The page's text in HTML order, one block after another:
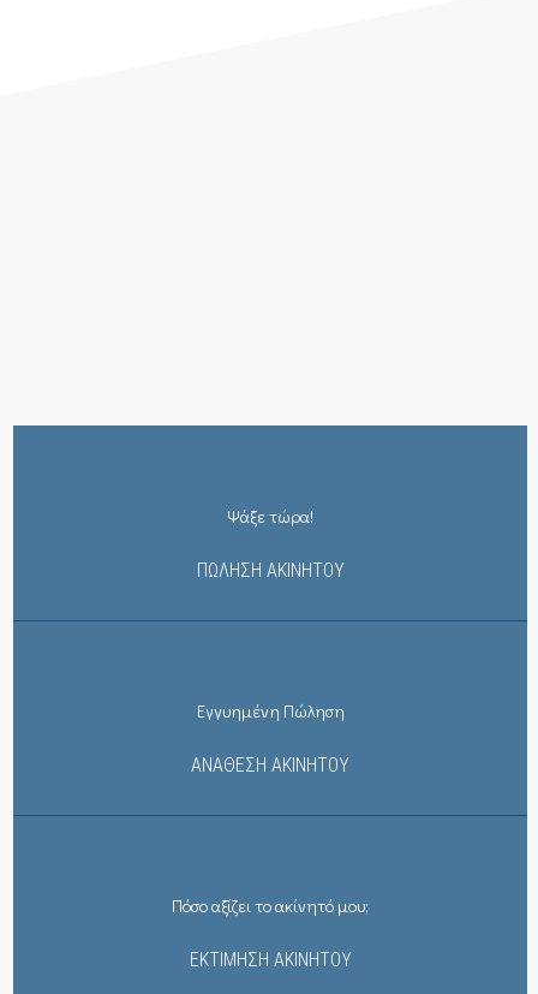
Ψάξε τώρα!
ΠΩΛΗΣΗ ΑΚΙΝΗΤΟΥ
Εγγυημένη Πώληση
ΑΝΆΘΕΣΗ ΑΚΙΝΉΤΟΥ
Πόσο αξίζει το ακίνητό μου;
ΕΚΤΙΜΗΣΗ ΑΚΙΝΗΤΟΥ